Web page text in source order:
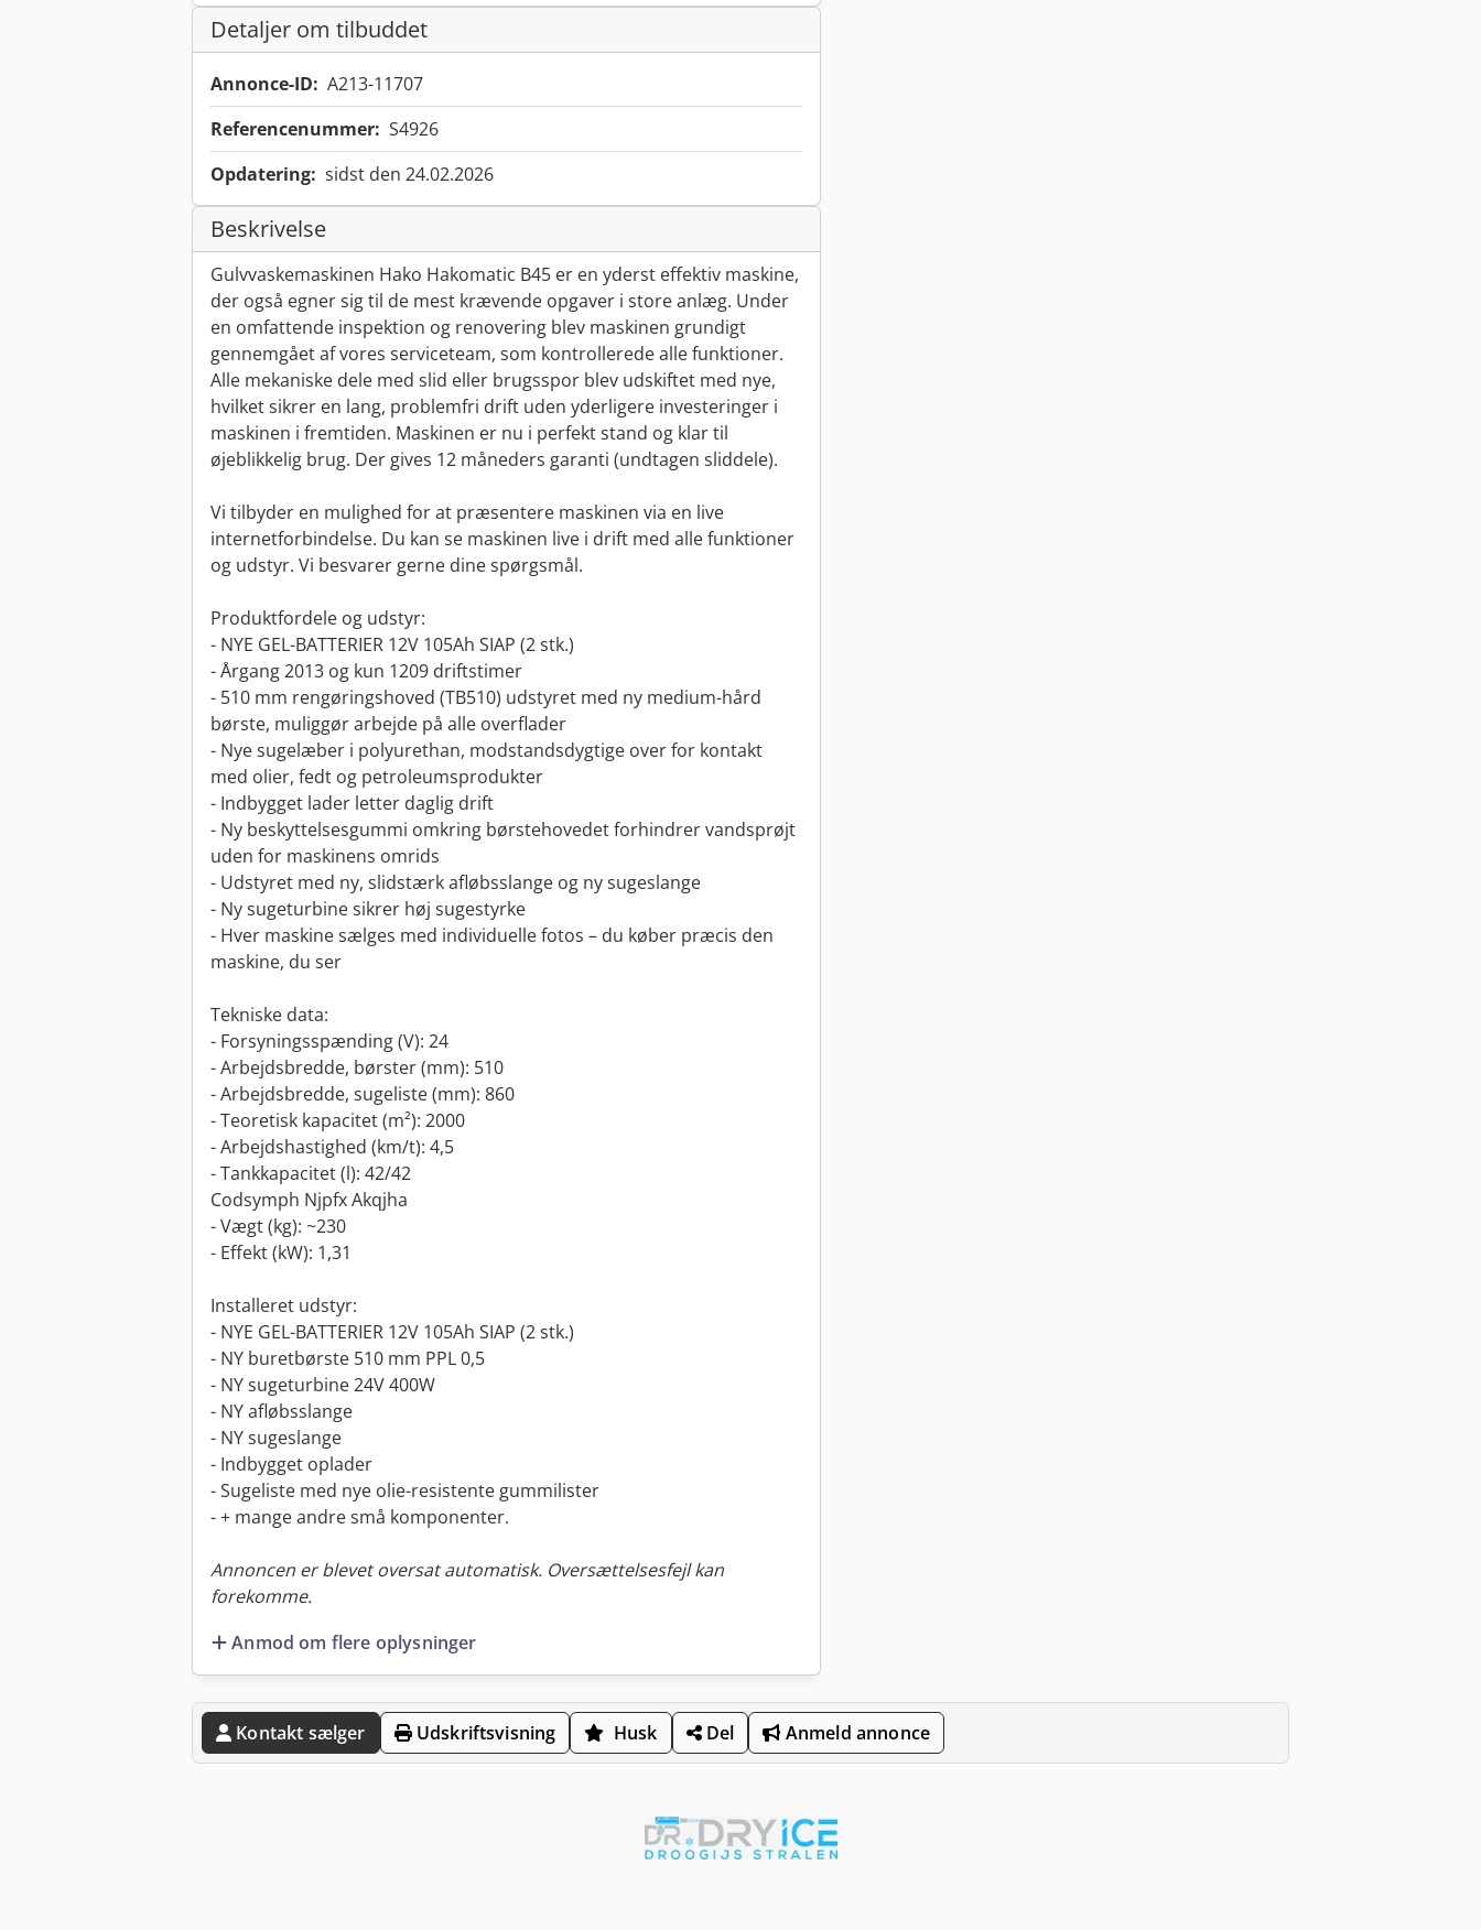
Detaljer om tilbuddet
Annonce-ID: A213-11707
Referencenummer: S4926
Opdatering: sidst den 24.02.2026
Beskrivelse
Gulvvaskemaskinen Hako Hakomatic B45 er en yderst effektiv maskine,
der også egner sig til de mest krævende opgaver i store anlæg. Under
en omfattende inspektion og renovering blev maskinen grundigt
gennemgået af vores serviceteam, som kontrollerede alle funktioner.
Alle mekaniske dele med slid eller brugsspor blev udskiftet med nye,
hvilket sikrer en lang, problemfri drift uden yderligere investeringer i
maskinen i fremtiden. Maskinen er nu i perfekt stand og klar til
øjeblikkelig brug. Der gives 12 måneders garanti (undtagen sliddele).
Vi tilbyder en mulighed for at præsentere maskinen via en live
internetforbindelse. Du kan se maskinen live i drift med alle funktioner
og udstyr. Vi besvarer gerne dine spørgsmål.
Produktfordele og udstyr:
- NYE GEL-BATTERIER 12V 105Ah SIAP (2 stk.)
- Årgang 2013 og kun 1209 driftstimer
- 510 mm rengøringshoved (TB510) udstyret med ny medium-hård
børste, muliggør arbejde på alle overflader
- Nye sugelæber i polyurethan, modstandsdygtige over for kontakt
med olier, fedt og petroleumsprodukter
- Indbygget lader letter daglig drift
- Ny beskyttelsesgummi omkring børstehovedet forhindrer vandsprøjt
uden for maskinens omrids
- Udstyret med ny, slidstærk afløbsslange og ny sugeslange
- Ny sugeturbine sikrer høj sugestyrke
- Hver maskine sælges med individuelle fotos – du køber præcis den
maskine, du ser
Tekniske data:
- Forsyningsspænding (V): 24
- Arbejdsbredde, børster (mm): 510
- Arbejdsbredde, sugeliste (mm): 860
- Teoretisk kapacitet (m²): 2000
- Arbejdshastighed (km/t): 4,5
- Tankkapacitet (l): 42/42
Codsymph Njpfx Akqjha
- Vægt (kg): ~230
- Effekt (kW): 1,31
Installeret udstyr:
- NYE GEL-BATTERIER 12V 105Ah SIAP (2 stk.)
- NY buretbørste 510 mm PPL 0,5
- NY sugeturbine 24V 400W
- NY afløbsslange
- NY sugeslange
- Indbygget oplader
- Sugeliste med nye olie-resistente gummilister
- + mange andre små komponenter.
Annoncen er blevet oversat automatisk. Oversættelsesfejl kan
forekomme.
Anmod om flere oplysninger
Kontakt sælger Udskriftsvisning Husk Del Anmeld annonce